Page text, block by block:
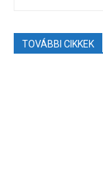
TOVÁBBI CIKKEK